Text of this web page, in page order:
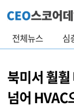
전체뉴스 심
북미서 훨
넘어 HVAC